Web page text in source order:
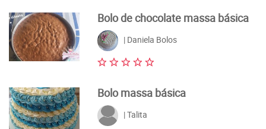
Bolo de chocolate massa básica
| Daniela Bolos
Bolo massa básica
| Talita